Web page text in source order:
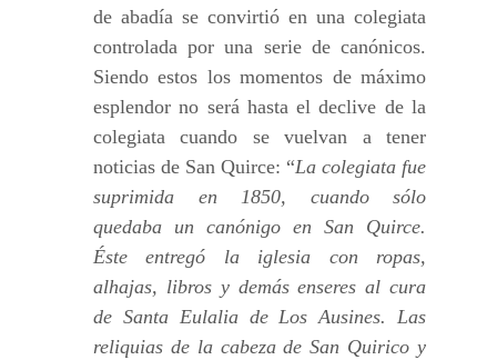
de abadía se convirtió en una colegiata
controlada por una serie de canónicos.
Siendo estos los momentos de máximo
esplendor no será hasta el declive de la
colegiata cuando se vuelvan a tener
noticias de San Quirce: “La colegiata fue
suprimida en 1850, cuando sólo
quedaba un canónigo en San Quirce.
Éste entregó la iglesia con ropas,
alhajas, libros y demás enseres al cura
de Santa Eulalia de Los Ausines. Las
reliquias de la cabeza de San Quirico y